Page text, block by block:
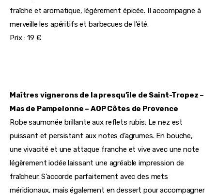
fraîche et aromatique, légèrement épicée. II accompagne à
merveille les apéritifs et barbecues de l’été.
Prix : 19 €
Maîtres vignerons de la presqu’île de Saint-Tropez –
Mas de Pampelonne – AOP Côtes de Provence
Robe saumonée brillante aux reflets rubis. Le nez est
puissant et persistant aux notes d’agrumes. En bouche,
une vivacité et une attaque franche et vive avec une note
légèrement iodée laissant une agréable impression de
fraîcheur. S’accorde parfaitement avec des mets
méridionaux, mais également en dessert pour accompagner